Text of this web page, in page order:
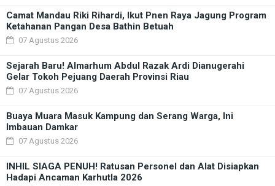
Camat Mandau Riki Rihardi, Ikut Pnen Raya Jagung Program
Ketahanan Pangan Desa Bathin Betuah
07 Agustus 2026
Sejarah Baru! Almarhum Abdul Razak Ardi Dianugerahi
Gelar Tokoh Pejuang Daerah Provinsi Riau
07 Agustus 2026
Buaya Muara Masuk Kampung dan Serang Warga, Ini
Imbauan Damkar
07 Agustus 2026
INHIL SIAGA PENUH! Ratusan Personel dan Alat Disiapkan
Hadapi Ancaman Karhutla 2026